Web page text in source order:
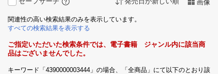
画像
関連性の高い検索結果のみを表示しています。
すべての検索結果を表示する
ご指定いただいた検索条件では、電子書籍 ジャンル内に該当商
品はございませんでした。
キーワード「4390000003444」の場合、「全商品」にて以下のとおり該